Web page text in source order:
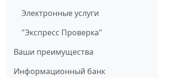
Электронные услуги
"Экспресс Проверка"
Ваши преимущества
Информационный банк